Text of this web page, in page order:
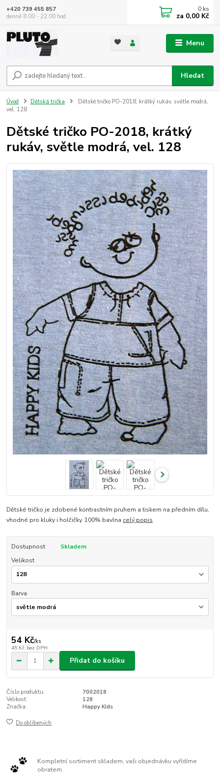
Menu
Hledat
+420 739 455 857
denně 8.00 - 22.00 hod.
0 ks
za 0,00 Kč
Úvod Dětská trička
Dětské tričko PO-2018, krátký rukáv, světle modrá,
vel. 128
Dětské tričko PO-2018, krátký
rukáv, světle modrá, vel. 128
Dětské tričko je zdobené kontrastním pruhem a tiskem na předním dílu,
vhodné pro kluky i holčičky. 100% bavlna celý popis
Dostupnost
Skladem
Velikost
Barva
54 Kč/ks
45 Kč bez DPH
Přidat do košíku
Číslo produktu:
7002018
Velikost:
128
Značka:
Happy Kids
Do oblíbených
Kompletní sortiment skladem, vaši objednávku vyřídíme
obratem.